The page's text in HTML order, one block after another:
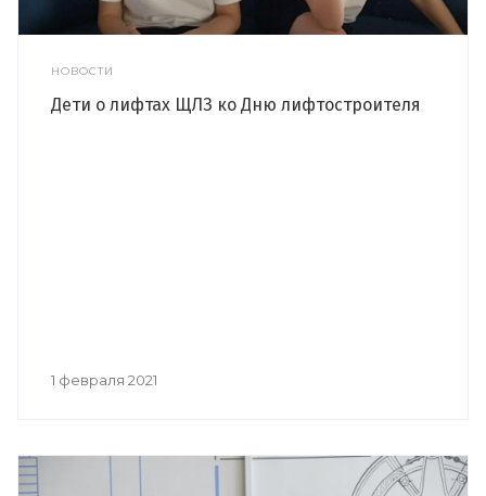
НОВОСТИ
Дети о лифтах ЩЛЗ ко Дню лифтостроителя
1 февраля 2021